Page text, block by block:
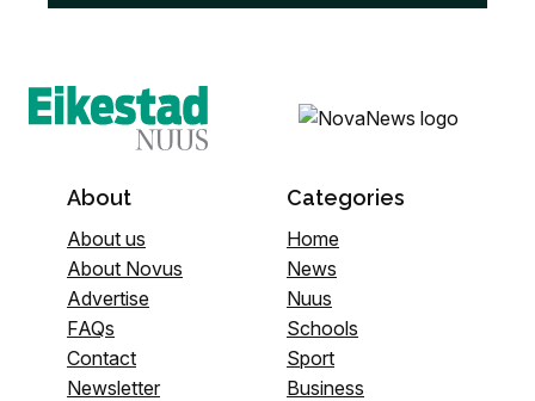
About
About us
About Novus
Advertise
FAQs
Contact
Newsletter
Categories
Home
News
Nuus
Schools
Sport
Business